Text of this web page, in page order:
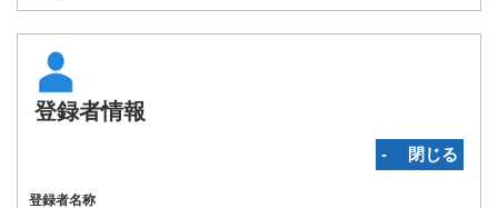
登録者情報
‐ 閉じる
登録者名称